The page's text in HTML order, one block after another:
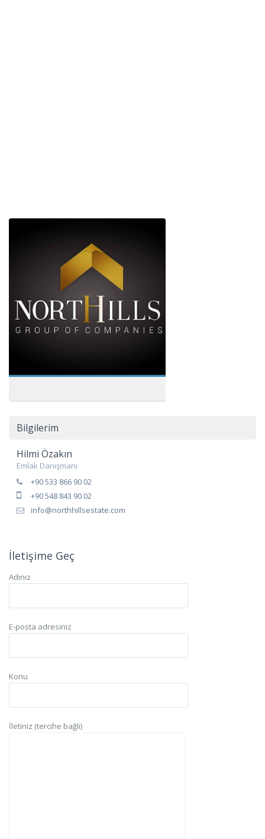
Bilgilerim
Hilmi Özakın
Emlak Danışmanı
+90 533 866 90 02
+90 548 843 90 02
info@northhillsestate.com
İletişime Geç
Adınız
E-posta adresiniz
Konu
İletiniz (tercihe bağlı)